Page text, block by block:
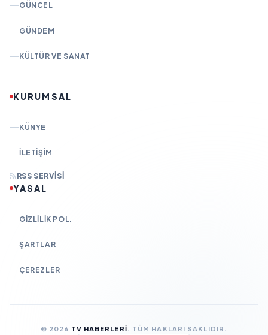
GÜNCEL
GÜNDEM
KÜLTÜR VE SANAT
KURUMSAL
KÜNYE
İLETIŞIM
RSS SERVISI
YASAL
GIZLILIK POL.
ŞARTLAR
ÇEREZLER
© 2026 TV HABERLERI. TÜM HAKLARI SAKLIDIR.